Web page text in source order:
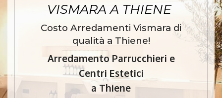
VISMARA A THIENE
Costo Arredamenti Vismara di
qualità a Thiene!
Arredamento Parrucchieri e
Centri Estetici
a Thiene